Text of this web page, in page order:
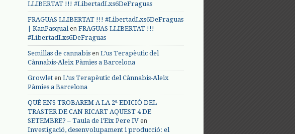
LLIBERTAT !!! #LibertadLxs6DeFraguas
FRAGUAS LLIBERTAT !!! #LibertadLxs6DeFraguas
| KanPasqualen FRAGUAS LLIBERTAT !!!
#LibertadLxs6DeFraguas
Semillas de cannabis en L’us Terapèutic del
Cànnabis-Aleix Pàmies a Barcelona
Growlet en L’us Terapèutic del Cànnabis-Aleix
Pàmies a Barcelona
QUÈ ENS TROBAREM A LA 2ª EDICIÓ DEL
TRASTER DE CAN RICART AQUEST 4 DE
SETEMBRE? – Taula de l'Eix Pere IV en
Investigació, desenvolupament i producció: el